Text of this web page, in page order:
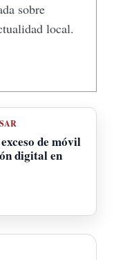
sobre
local.
de móvil
digital en